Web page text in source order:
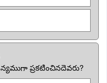
ప్రకటించినదెవరు?